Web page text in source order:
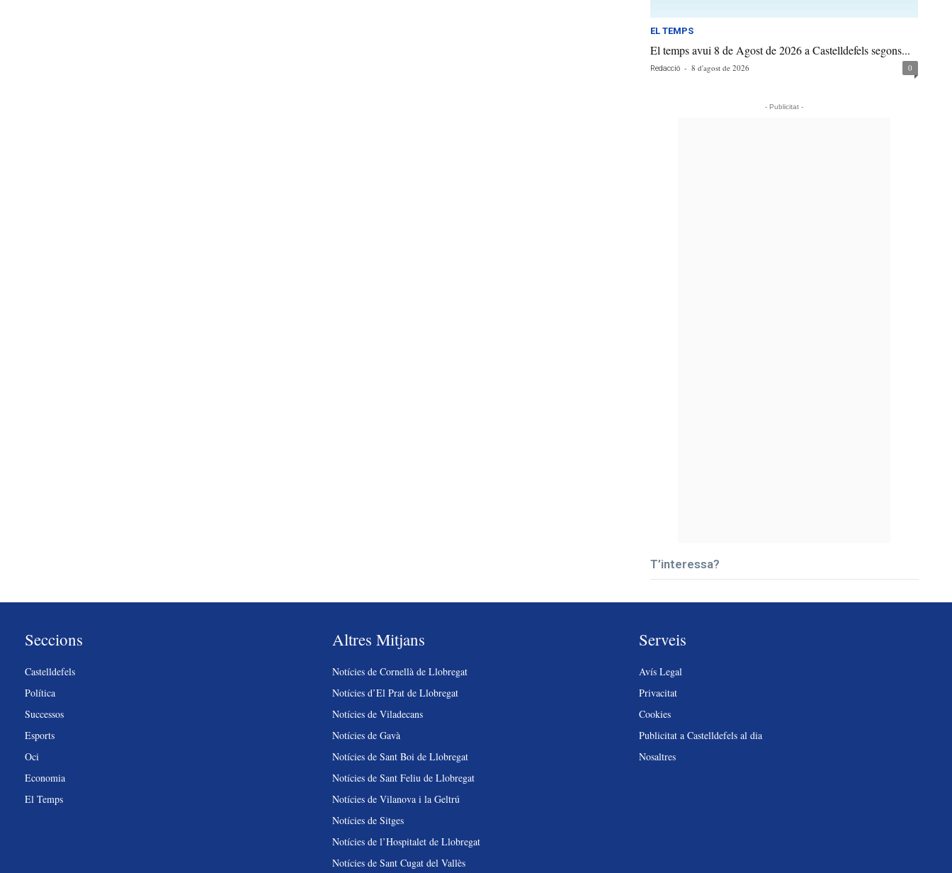
EL TEMPS
El temps avui 8 de Agost de 2026 a Castelldefels segons...
Redacció - 8 d'agost de 2026 0
- Publicitat -
T’interessa?
Seccions
Castelldefels
Política
Successos
Esports
Oci
Economia
El Temps
Altres Mitjans
Notícies de Cornellà de Llobregat
Notícies d’El Prat de Llobregat
Notícies de Viladecans
Notícies de Gavà
Notícies de Sant Boi de Llobregat
Notícies de Sant Feliu de Llobregat
Notícies de Vilanova i la Geltrú
Notícies de Sitges
Notícies de l’Hospitalet de Llobregat
Notícies de Sant Cugat del Vallès
Serveis
Avís Legal
Privacitat
Cookies
Publicitat a Castelldefels al dia
Nosaltres